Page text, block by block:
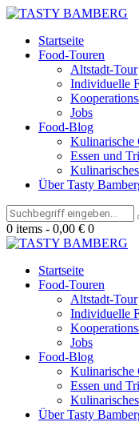
Startseite
Food-Touren
Altstadt-Tour
Individuelle
Jobs
Food-Blog
Kulinarische
Essen und
Über Tasty
0 items - 0,00 € 0
Startseite
Food-Touren
Altstadt-Tour
Individuelle
Jobs
Food-Blog
Kulinarische
Essen und
Über Tasty